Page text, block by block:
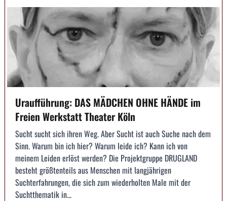
Uraufführung: DAS MÄDCHEN OHNE HÄNDE im
Freien Werkstatt Theater Köln
Sucht sucht sich ihren Weg. Aber Sucht ist auch Suche nach dem
Sinn. Warum bin ich hier? Warum leide ich? Kann ich von
meinem Leiden erlöst werden? Die Projektgruppe DRUGLAND
besteht größtenteils aus Menschen mit langjährigen
Suchterfahrungen, die sich zum wiederholten Male mit der
Suchtthematik in...